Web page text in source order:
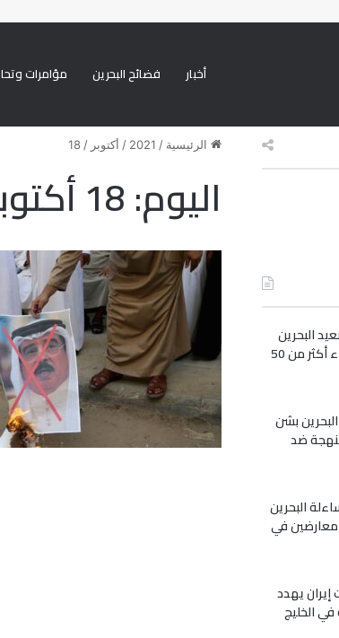
أخبار فضائح البحرين مؤامرات
حملة اضطهاد ديني ممنهجة ضد الشيعة
الرئيسية /
2021
/ أكتوبر /
18
اليوم:18 أكتوبر، 2021
البحرين
استهداف الشيعة وإلغاء أكثر من 50
بشن
ضد
البحرين
في
إيران يهدد
الخليج